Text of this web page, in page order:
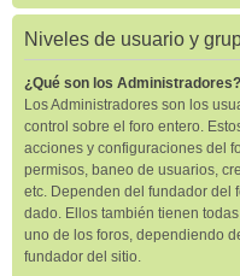
Niveles de usuario y
¿Qué son los Administradores?
Los Administradores son los
control sobre el foro entero.
acciones y configuraciones del
permisos, baneo de usuarios,
etc. Dependen del fundador del
dado. Ellos también tienen
uno de los foros, dependiendo
fundador del sitio.